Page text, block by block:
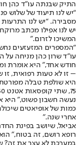
התיק שבנתה עו”ד כהן
“יש לנו תיעוד של שלוש
מסבירה. “יש לנו
יש לנו אפילו מכתב
המשיכו לזרום.”
“המספרים המזעזעים
עו”ד שרון כהן מניחה
חודש אחד,” היא אומרת
– זו לא טעות רפואית, זו
נעשה חשבון פשוט,” היא
כמות של אופיאטים
אחרי שנה.”
אביאל, שיושב בפינת
רופא רושם, זה בטוח,”